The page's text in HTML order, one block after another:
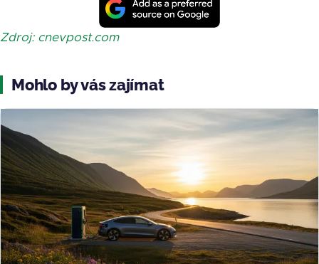
Zdroj: cnevpost.com
Mohlo by vás zajímat